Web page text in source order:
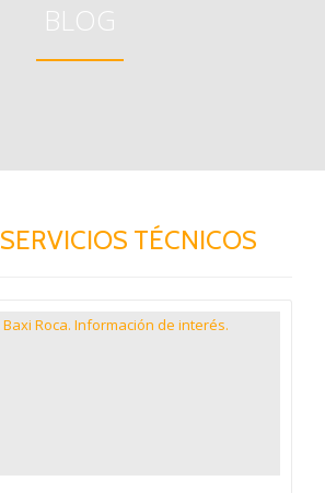
BLOG
SERVICIOS TÉCNICOS